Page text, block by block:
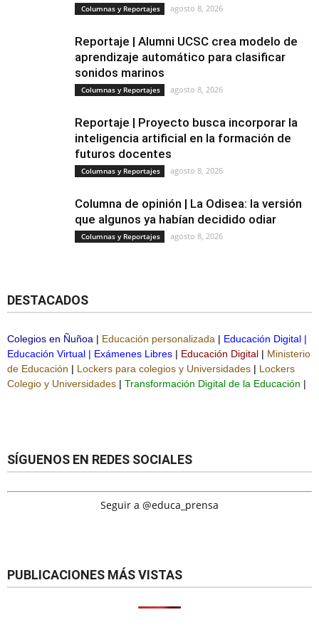
Columnas y Reportajes agosto 8, 2026
Reportaje | Alumni UCSC crea modelo de
aprendizaje automático para clasificar
sonidos marinos
Columnas y Reportajes agosto 8, 2026
Reportaje | Proyecto busca incorporar la
inteligencia artificial en la formación de
futuros docentes
Columnas y Reportajes agosto 8, 2026
Columna de opinión | La Odisea: la versión
que algunos ya habían decidido odiar
Columnas y Reportajes agosto 8, 2026
DESTACADOS
Colegios en Ñuñoa | Educación personalizada | Educación Digital |
Educación Virtual | Exámenes Libres | Educación Digital | Ministerio
de Educación | Lockers para colegios y Universidades | Lockers
Colegio y Universidades | Transformación Digital de la Educación |
SÍGUENOS EN REDES SOCIALES
Seguir a @educa_prensa
PUBLICACIONES MÁS VISTAS